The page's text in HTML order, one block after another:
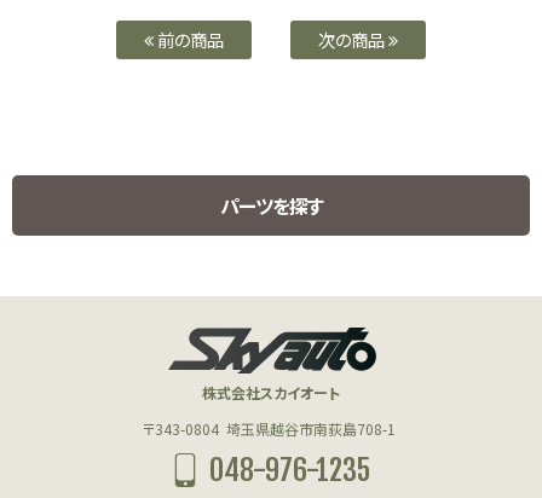
前の商品 次の商品
パーツを探す
HUMMER H1 PARTS
ハマーH1用パーツ
フューエル(HUMMER)
株式会社スカイオート
〒343-0804 埼玉県越谷市南荻島708-1
048-976-1235